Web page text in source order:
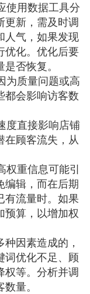
使用数据工具分
更新，需及时调
人气，如果发现
优化。优化后要
否恢复。
为质量问题或高
都会影响访客数
度直接影响店铺
在顾客流失，从
权重信息可能引
编辑，而在后期
有流量时。如果
预算，以增加权
因素造成的，
词优化不足、顾
权等。分析并调
量。